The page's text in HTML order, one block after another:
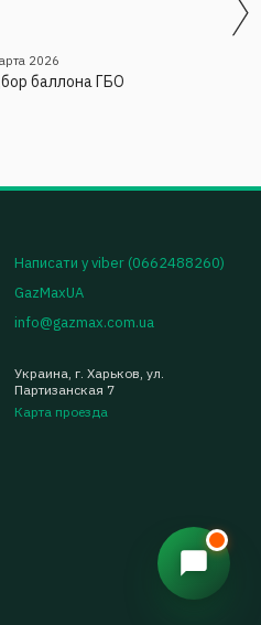
2026
баллона ГБО
Написати у viber (0662488260)
GazMaxUA
info@gazmax.com.ua
Украина, г. Харьков, ул.
Партизанская 7
Карта проезда